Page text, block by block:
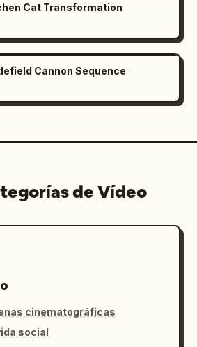
Cat Transformation
Cannon Sequence
de Vídeo
cinematográficas
social